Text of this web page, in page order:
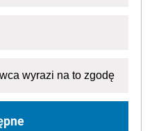
wyrazi na to zgodę